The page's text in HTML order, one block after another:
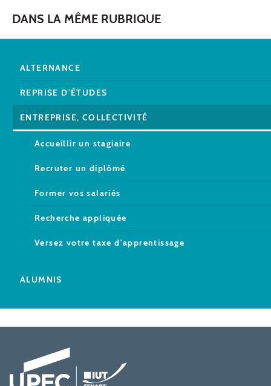
DANS LA MÊME RUBRIQUE
ALTERNANCE
REPRISE D'ÉTUDES
ENTREPRISE, COLLECTIVITÉ
Accueillir un stagiaire
Recruter un diplômé
Former vos salariés
Recherche appliquée
Versez votre taxe d'apprentissage
ALUMNIS